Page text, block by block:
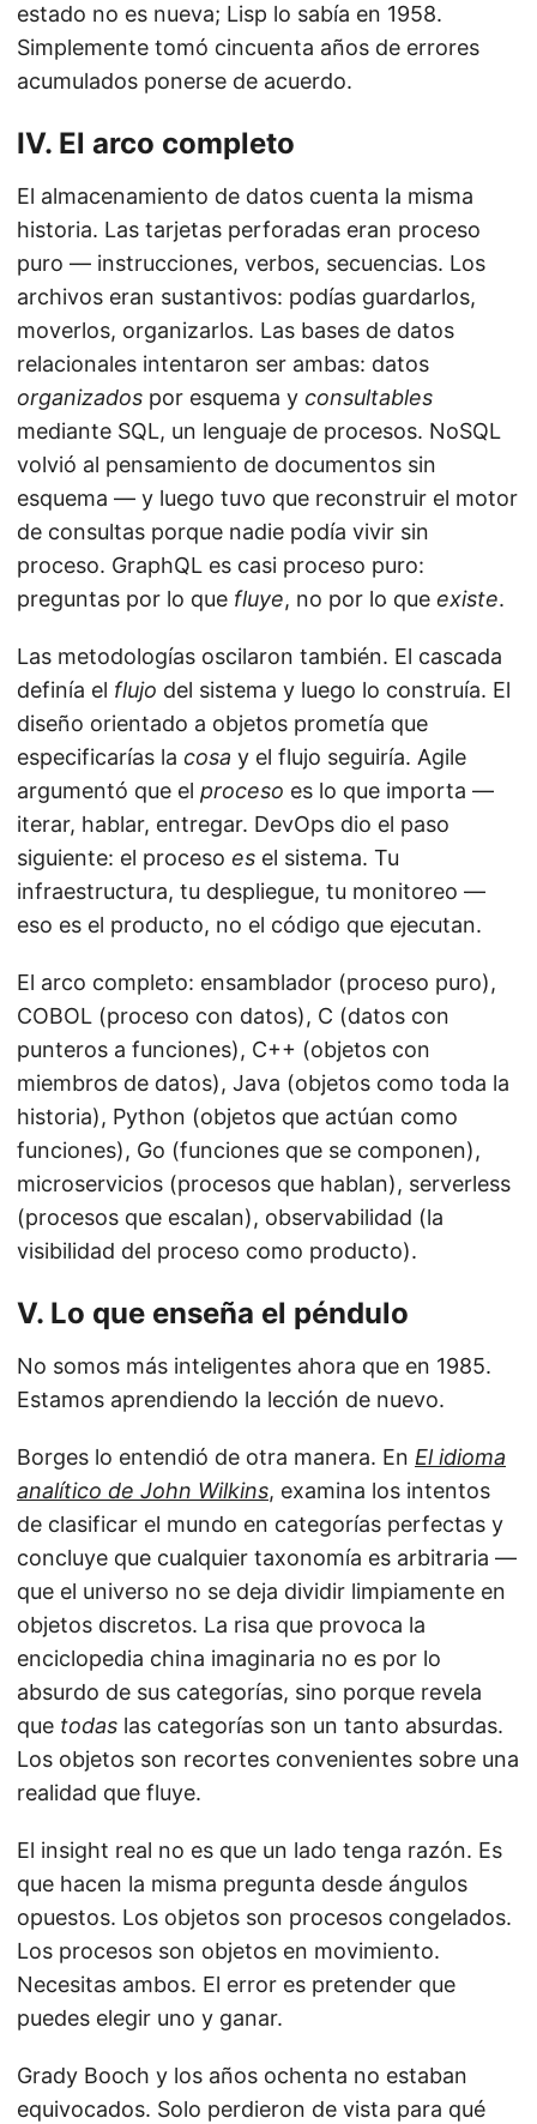
estado no es nueva; Lisp lo sabía en 1958.
Simplemente tomó cincuenta años de errores
acumulados ponerse de acuerdo.
IV. El arco completo
El almacenamiento de datos cuenta la misma
historia. Las tarjetas perforadas eran proceso
puro — instrucciones, verbos, secuencias. Los
archivos eran sustantivos: podías guardarlos,
moverlos, organizarlos. Las bases de datos
relacionales intentaron ser ambas: datos
organizados por esquema y consultables
mediante SQL, un lenguaje de procesos. NoSQL
volvió al pensamiento de documentos sin
esquema — y luego tuvo que reconstruir el motor
de consultas porque nadie podía vivir sin
proceso. GraphQL es casi proceso puro:
preguntas por lo que fluye, no por lo que existe.
Las metodologías oscilaron también. El cascada
definía el flujo del sistema y luego lo construía. El
diseño orientado a objetos prometía que
especificarías la cosa y el flujo seguiría. Agile
argumentó que el proceso es lo que importa —
iterar, hablar, entregar. DevOps dio el paso
siguiente: el proceso es el sistema. Tu
infraestructura, tu despliegue, tu monitoreo —
eso es el producto, no el código que ejecutan.
El arco completo: ensamblador (proceso puro),
COBOL (proceso con datos), C (datos con
punteros a funciones), C++ (objetos con
miembros de datos), Java (objetos como toda la
historia), Python (objetos que actúan como
funciones), Go (funciones que se componen),
microservicios (procesos que hablan), serverless
(procesos que escalan), observabilidad (la
visibilidad del proceso como producto).
V. Lo que enseña el péndulo
No somos más inteligentes ahora que en 1985.
Estamos aprendiendo la lección de nuevo.
Borges lo entendió de otra manera. En El idioma
analítico de John Wilkins, examina los intentos
de clasificar el mundo en categorías perfectas y
concluye que cualquier taxonomía es arbitraria —
que el universo no se deja dividir limpiamente en
objetos discretos. La risa que provoca la
enciclopedia china imaginaria no es por lo
absurdo de sus categorías, sino porque revela
que todas las categorías son un tanto absurdas.
Los objetos son recortes convenientes sobre una
realidad que fluye.
El insight real no es que un lado tenga razón. Es
que hacen la misma pregunta desde ángulos
opuestos. Los objetos son procesos congelados.
Los procesos son objetos en movimiento.
Necesitas ambos. El error es pretender que
puedes elegir uno y ganar.
Grady Booch y los años ochenta no estaban
equivocados. Solo perdieron de vista para qué